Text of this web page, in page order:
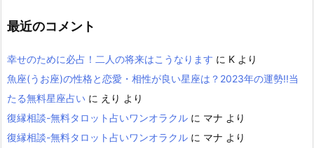
最近のコメント
幸せのために必占！二人の将来はこうなります に K より
魚座(うお座)の性格と恋愛・相性が良い星座は？2023年の運勢!!当
たる無料星座占い に えり より
復縁相談-無料タロット占いワンオラクル に マナ より
復縁相談-無料タロット占いワンオラクル に マナ より